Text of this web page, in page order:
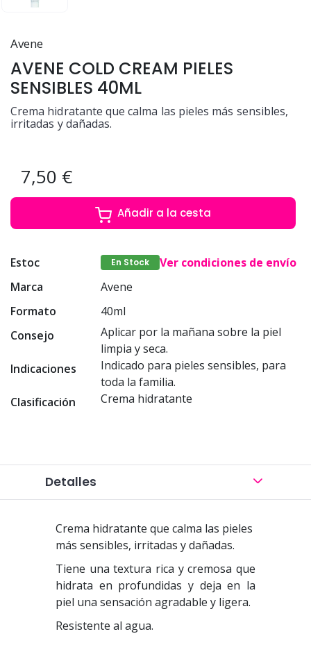
Avene
AVENE COLD CREAM PIELES
SENSIBLES 40ML
Crema hidratante que calma las pieles más sensibles,
irritadas y dañadas.
7,50 €
Añadir a la cesta
Estoc En Stock
Ver condiciones de envío
Marca
Avene
Formato
40ml
Consejo
Aplicar por la mañana sobre la piel
limpia y seca.
Indicaciones
Indicado para pieles sensibles, para
toda la familia.
Clasificación
Crema hidratante
Detalles
Crema hidratante que calma las pieles
más sensibles, irritadas y dañadas.
Tiene una textura rica y cremosa que
hidrata en profundidas y deja en la
piel una sensación agradable y ligera.
Resistente al agua.